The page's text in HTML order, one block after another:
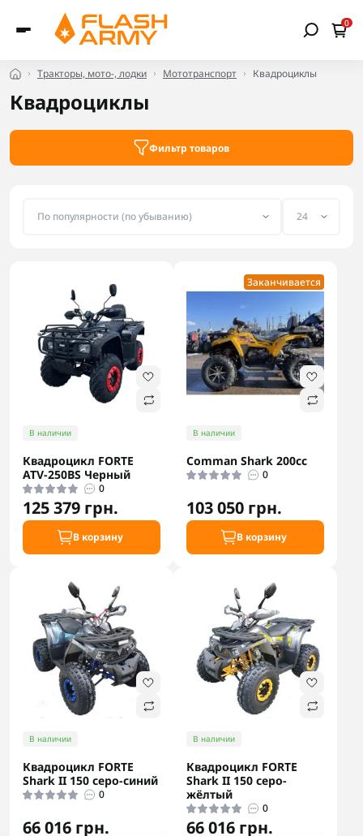
0
Тракторы, мото-, лодки Мототранспорт Квадроциклы
Квадроциклы
Фильтр товаров
В наличии
Квадроцикл FORTE
ATV-250BS Черный
0
125 379 грн.
В корзину
Заканчивается
В наличии
Comman Shark 200cc
0
103 050 грн.
В корзину
В наличии
Квадроцикл FORTE
Shark II 150 серо-синий
0
66 016 грн.
В наличии
Квадроцикл FORTE
Shark II 150 серо-
жёлтый
0
66 016 грн.